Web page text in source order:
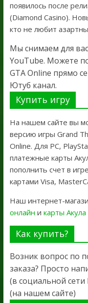
появилось после
(Diamond Casino).
кто не любит
Мы снимаем для
YouTube. Можете
GTA Online прямо
Ютуб канал.
Купить игру
На нашем сайте вы
версию игры Grand
Online. Для PC,
платежные карты
пополнить счет в
картами Visa,
Наш интернет-
онлайн и карты Акула
Как купить?
Возник вопрос по
заказа? Просто
(в социальной
(на нашем сайте)